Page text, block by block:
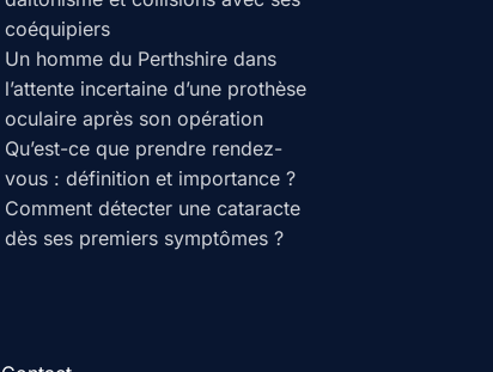
coéquipiers
Un homme du Perthshire dans
l’attente incertaine d’une prothèse
oculaire après son opération
Qu’est-ce que prendre rendez-
vous : définition et importance ?
Comment détecter une cataracte
dès ses premiers symptômes ?